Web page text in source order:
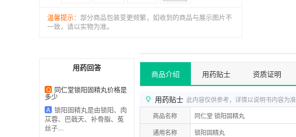
温馨提示：部分商品包装变更频繁，如收到的商品与展示图片不
一致，请以实物为准。
用药回答
Q 同仁堂锁阳固精丸价格是
多少
A 锁阳固精丸是由锁阳、肉
苁蓉、巴戟天、补骨脂、菟
丝子...
商品介绍 用药贴士 资质证明
用药贴士 此内容仅供参考，详情以说明书内容为准
商品名称
同仁堂 锁阳固精丸
通用名称
锁阳固精丸